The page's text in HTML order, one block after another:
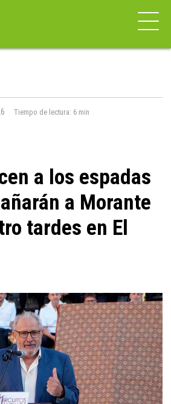
Tiempo de lectura: 6 min
a los espadas
a Morante
tardes en El